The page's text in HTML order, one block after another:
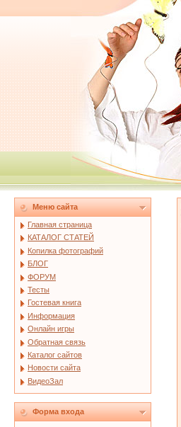
Меню сайта
Главная страница
КАТАЛОГ СТАТЕЙ
Копилка фотографий
БЛОГ
ФОРУМ
Тесты
Гостевая книга
Информация
Онлайн игры
Обратная связь
Каталог сайтов
Новости сайта
ВидеоЗал
Форма входа